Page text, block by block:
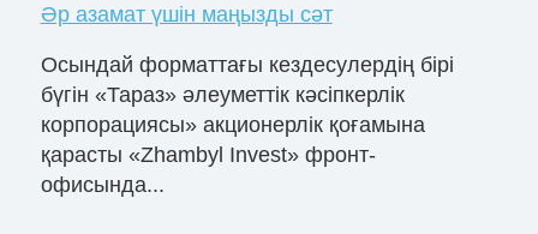
Әр азамат үшін маңызды сәт
Осындай форматтағы кездесулердің бірі
бүгін «Тараз» әлеуметтік кәсіпкерлік
корпорациясы» акционерлік қоғамына
қарасты «Zhambyl Invest» фронт-
офисында...